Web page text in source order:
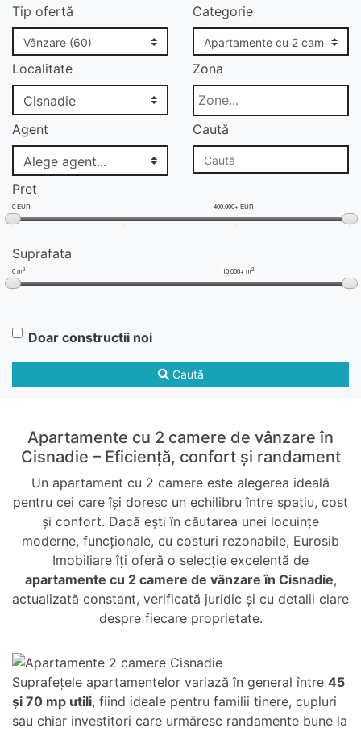
Tip ofertă Categorie
Localitate Zona
Agent Caută
Pret
0 EUR 400.000+ EUR
Suprafata
0 m2 10.000+ m2
Doar constructii noi
Caută
Apartamente cu 2 camere de vânzare în
Cisnadie – Eficiență, confort și randament
Un apartament cu 2 camere este alegerea ideală
pentru cei care își doresc un echilibru între spațiu, cost
și confort. Dacă ești în căutarea unei locuințe
moderne, funcționale, cu costuri rezonabile, Eurosib
Imobiliare îți oferă o selecție excelentă de
apartamente cu 2 camere de vânzare în Cisnadie,
actualizată constant, verificată juridic și cu detalii clare
despre fiecare proprietate.
Suprafețele apartamentelor variază în general între 45
și 70 mp utili, fiind ideale pentru familii tinere, cupluri
sau chiar investitori care urmăresc randamente bune la